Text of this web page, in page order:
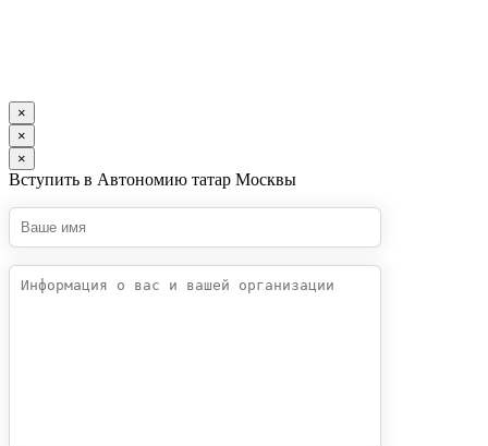
×
×
×
Вступить в Автономию татар Москвы